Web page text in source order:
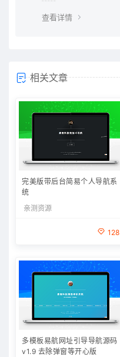
查看详情
相关文章
完美版带后台简易个人导航系
统
亲测资源
128
多模板易航网址引导导航源码
v1.9 去除弹窗等开心版